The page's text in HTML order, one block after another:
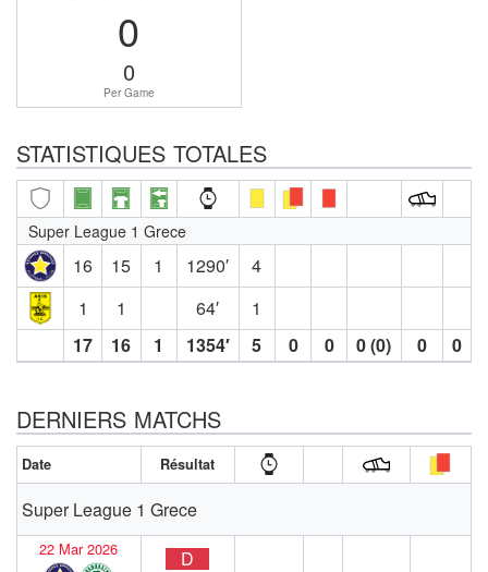
0
0
Per Game
STATISTIQUES TOTALES
Super League 1 Grece
16 15 1 1290′
4
1
1 64′
1
17
16 1 1354′ 5 0 0 0 (0) 0 0
DERNIERS MATCHS
Date Résultat
Super League 1 Grece
22 Mar 2026 D